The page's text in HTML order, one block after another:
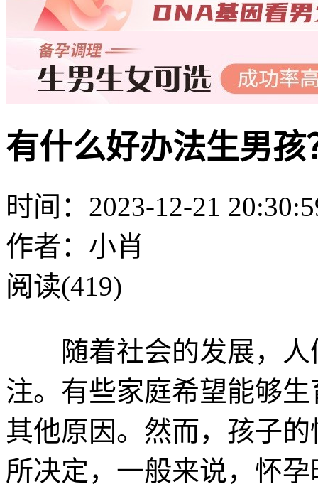
有什么好办法生男
时间：2023-12-21
作者：小肖
阅读(419)
随着社会的发展，人
注。有些家庭希望能够
其他原因。然而，孩子
所决定，一般来说，怀